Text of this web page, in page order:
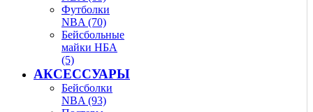
Футболки
NBA (70)
Бейсбольные
майки НБА
(5)
АКСЕССУАРЫ
Бейсболки
NBA (93)